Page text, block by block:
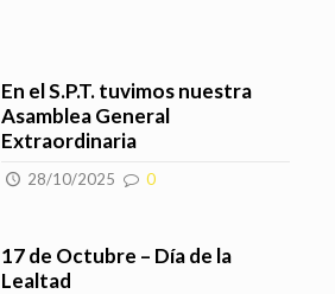
En el S.P.T. tuvimos nuestra
Asamblea General
Extraordinaria
28/10/2025 0
17 de Octubre – Día de la
Lealtad